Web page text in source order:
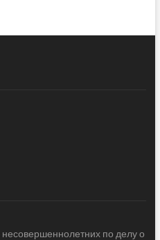
по делу о